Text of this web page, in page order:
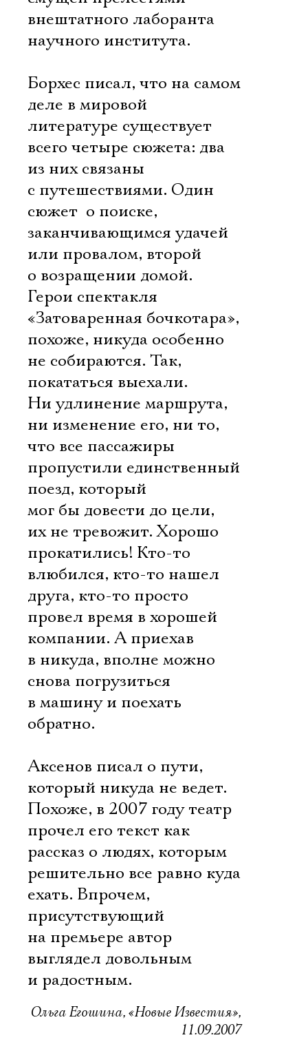
внештатного лаборанта
научного института.
Борхес писал, что на самом
деле в мировой
литературе существует
всего четыре сюжета: два
из них связаны
с путешествиями. Один
сюжет  о поиске,
заканчивающимся удачей
или провалом, второй 
о возращении домой.
Герои спектакля
«Затоваренная бочкотара»,
похоже, никуда особенно
не собираются. Так,
покататься выехали.
Ни удлинение маршрута,
ни изменение его, ни то,
что все пассажиры
пропустили единственный
поезд, который
мог бы довести до цели, 
их не тревожит. Хорошо
прокатились! Кто-то
влюбился, кто-то нашел
друга, кто-то просто
провел время в хорошей
компании. А приехав
в никуда, вполне можно
снова погрузиться
в машину и поехать
обратно.
Аксенов писал о пути,
который никуда не ведет.
Похоже, в 2007 году театр
прочел его текст как
рассказ о людях, которым
решительно все равно куда
ехать. Впрочем,
присутствующий
на премьере автор
выглядел довольным
и радостным.
Ольга Егошина, «Новые Известия»,
11.09.2007
Электропочта
Имя